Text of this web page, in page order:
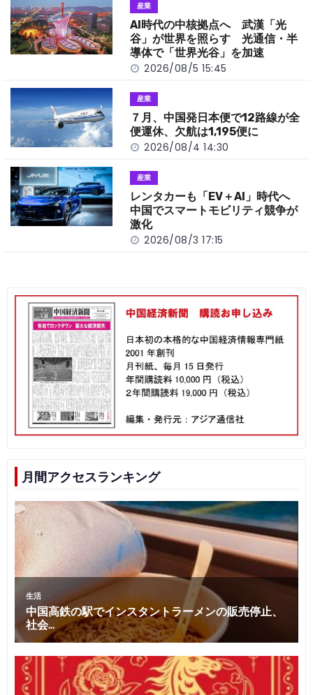
o
k
k
産業
AI時代の中核拠点へ 武漢「光
谷」が世界を照らす 光通信・半
導体で「世界光谷」を加速
2026/08/5 15:45
産業
７月、中国発日本便で12路線が全
便運休、欠航は1,195便に
2026/08/4 14:30
産業
レンタカーも「EV＋AI」時代へ
中国でスマートモビリティ競争が
激化
2026/08/3 17:15
月間アクセスランキング